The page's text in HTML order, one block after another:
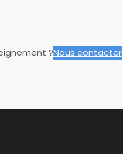
?Nous contacter